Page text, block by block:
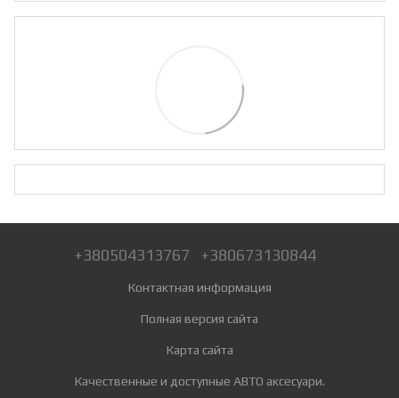
+380504313767 +380673130844
Контактная информация
Полная версия сайта
Карта сайта
Качественные и доступные АВТО аксесуари.